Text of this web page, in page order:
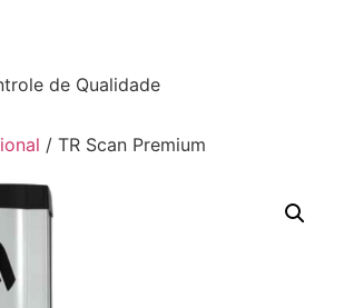
de Qualidade
/ TR Scan Premium